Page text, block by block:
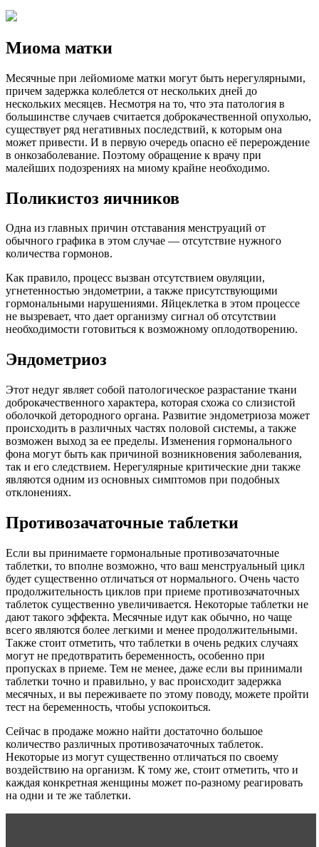
Миома матки
Месячные при лейомиоме матки могут быть нерегулярными,
причем задержка колеблется от нескольких дней до
нескольких месяцев. Несмотря на то, что эта патология в
большинстве случаев считается доброкачественной опухолью,
существует ряд негативных последствий, к которым она
может привести. И в первую очередь опасно её перерождение
в онкозаболевание. Поэтому обращение к врачу при
малейших подозрениях на миому крайне необходимо.
Поликистоз яичников
Одна из главных причин отставания менструаций от
обычного графика в этом случае — отсутствие нужного
количества гормонов.
Как правило, процесс вызван отсутствием овуляции,
угнетенностью эндометрии, а также присутствующими
гормональными нарушениями. Яйцеклетка в этом процессе
не вызревает, что дает организму сигнал об отсутствии
необходимости готовиться к возможному оплодотворению.
Эндометриоз
Этот недуг являет собой патологическое разрастание ткани
доброкачественного характера, которая схожа со слизистой
оболочкой детородного органа. Развитие эндометриоза может
происходить в различных частях половой системы, а также
возможен выход за ее пределы. Изменения гормонального
фона могут быть как причиной возникновения заболевания,
так и его следствием. Нерегулярные критические дни также
являются одним из основных симптомов при подобных
отклонениях.
Противозачаточные таблетки
Если вы принимаете гормональные противозачаточные
таблетки, то вполне возможно, что ваш менструальный цикл
будет существенно отличаться от нормального. Очень часто
продолжительность циклов при приеме противозачаточных
таблеток существенно увеличивается. Некоторые таблетки не
дают такого эффекта. Месячные идут как обычно, но чаще
всего являются более легкими и менее продолжительными.
Также стоит отметить, что таблетки в очень редких случаях
могут не предотвратить беременность, особенно при
пропусках в приеме. Тем не менее, даже если вы принимали
таблетки точно и правильно, у вас происходит задержка
месячных, и вы переживаете по этому поводу, можете пройти
тест на беременность, чтобы успокоиться.
Сейчас в продаже можно найти достаточно большое
количество различных противозачаточных таблеток.
Некоторые из могут существенно отличаться по своему
воздействию на организм. К тому же, стоит отметить, что и
каждая конкретная женщины может по-разному реагировать
на одни и те же таблетки.